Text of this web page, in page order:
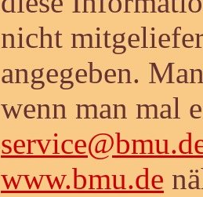
nicht
angegeben.
wenn man mal
www.bmu.de